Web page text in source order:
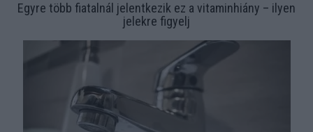
Egyre több fiatalnál jelentkezik ez a vitaminhiány – ilyen
jelekre figyelj